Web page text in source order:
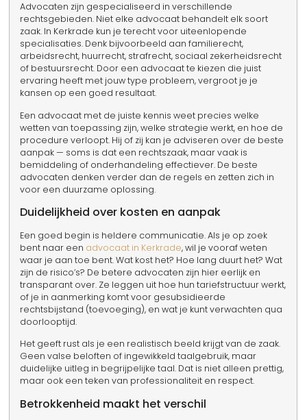
Advocaten zijn gespecialiseerd in verschillende
rechtsgebieden. Niet elke advocaat behandelt elk soort
zaak. In Kerkrade kun je terecht voor uiteenlopende
specialisaties. Denk bijvoorbeeld aan familierecht,
arbeidsrecht, huurrecht, strafrecht, sociaal zekerheidsrecht
of bestuursrecht. Door een advocaat te kiezen die juist
ervaring heeft met jouw type probleem, vergroot je je
kansen op een goed resultaat.
Een advocaat met de juiste kennis weet precies welke
wetten van toepassing zijn, welke strategie werkt, en hoe de
procedure verloopt. Hij of zij kan je adviseren over de beste
aanpak — soms is dat een rechtszaak, maar vaak is
bemiddeling of onderhandeling effectiever. De beste
advocaten denken verder dan de regels en zetten zich in
voor een duurzame oplossing.
Duidelijkheid over kosten en aanpak
Een goed begin is heldere communicatie. Als je op zoek
bent naar een advocaat in Kerkrade, wil je vooraf weten
waar je aan toe bent. Wat kost het? Hoe lang duurt het? Wat
zijn de risico’s? De betere advocaten zijn hier eerlijk en
transparant over. Ze leggen uit hoe hun tariefstructuur werkt,
of je in aanmerking komt voor gesubsidieerde
rechtsbijstand (toevoeging), en wat je kunt verwachten qua
doorlooptijd.
Het geeft rust als je een realistisch beeld krijgt van de zaak.
Geen valse beloften of ingewikkeld taalgebruik, maar
duidelijke uitleg in begrijpelijke taal. Dat is niet alleen prettig,
maar ook een teken van professionaliteit en respect.
Betrokkenheid maakt het verschil